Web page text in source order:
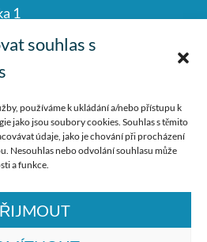
souhlas s
používáme k ukládání a/nebo přístupu k
jako jsou soubory cookies. Souhlas s těmito
údaje, jako je chování při procházení
Nesouhlas nebo odvolání souhlasu může
a funkce.
1